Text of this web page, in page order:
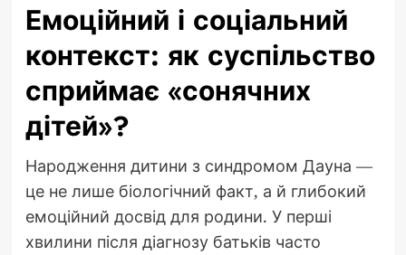
Емоційний і соціальний
контекст: як суспільство
сприймає «сонячних
дітей»?
Народження дитини з синдромом Дауна —
це не лише біологічний факт, а й глибокий
емоційний досвід для родини. У перші
хвилини після діагнозу батьків часто